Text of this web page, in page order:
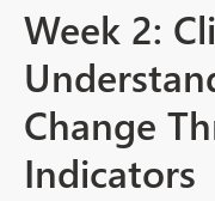
Week 2:
Change
Indicators